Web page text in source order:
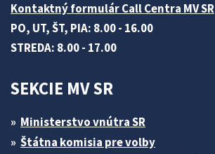
Kontaktný formulár Call Centra MV SR
PO, UT, ŠT, PIA: 8.00 - 16.00
STREDA: 8.00 - 17.00
SEKCIE MV SR
Ministerstvo vnútra SR
Štátna komisia pre volby